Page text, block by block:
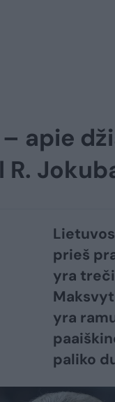
apie
prieš
yra
yra
paliko